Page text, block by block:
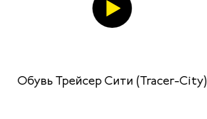
Обувь Трейсер Сити (Tracer-City)